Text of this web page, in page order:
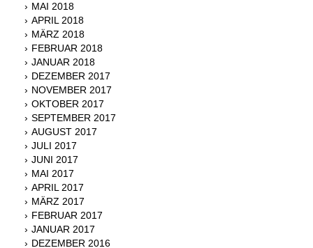
MAI 2018
APRIL 2018
MÄRZ 2018
FEBRUAR 2018
JANUAR 2018
DEZEMBER 2017
NOVEMBER 2017
OKTOBER 2017
SEPTEMBER 2017
AUGUST 2017
JULI 2017
JUNI 2017
MAI 2017
APRIL 2017
MÄRZ 2017
FEBRUAR 2017
JANUAR 2017
DEZEMBER 2016